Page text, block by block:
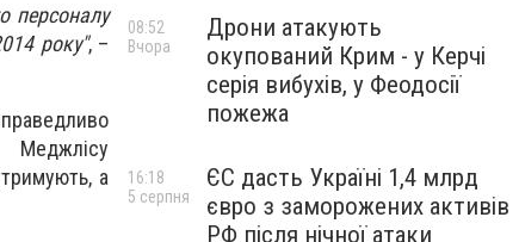
персоналу
року", –
Меджлісу
а
Дрони атакують
окупований Крим - у Керчі
серія вибухів, у Феодосії
пожежа
08:52
Вчора
ЄС дасть Україні 1,4 млрд
євро з заморожених активів
РФ після нічної атаки
16:18
5 серпня